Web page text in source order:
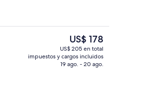
con plancha
Escritorio, cortinas blackout y tabla
El
precio
actual
es
US$ 178
US$ 205 en total
impuestos y cargos incluidos
19 ago. - 20 ago.